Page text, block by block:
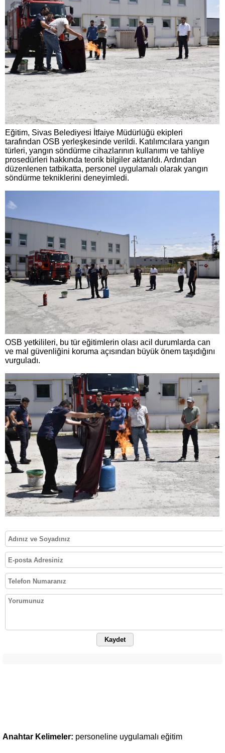
Eğitim, Sivas Belediyesi İtfaiye Müdürlüğü ekipleri
tarafından OSB yerleşkesinde verildi. Katılımcılara yangın
türleri, yangın söndürme cihazlarının kullanımı ve tahliye
prosedürleri hakkında teorik bilgiler aktarıldı. Ardından
düzenlenen tatbikatta, personel uygulamalı olarak yangın
söndürme tekniklerini deneyimledi.
OSB yetkilileri, bu tür eğitimlerin olası acil durumlarda can
ve mal güvenliğini koruma açısından büyük önem taşıdığını
vurguladı.
Kaydet
Anahtar Kelimeler: personeline uygulamalı eğitim